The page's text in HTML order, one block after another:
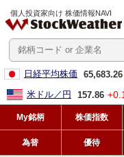
個人投資家向け 株価情報NAVI
日経平均株価 65,683.26
米ドル／円
157.86
My銘柄 株価指数
為替 優待